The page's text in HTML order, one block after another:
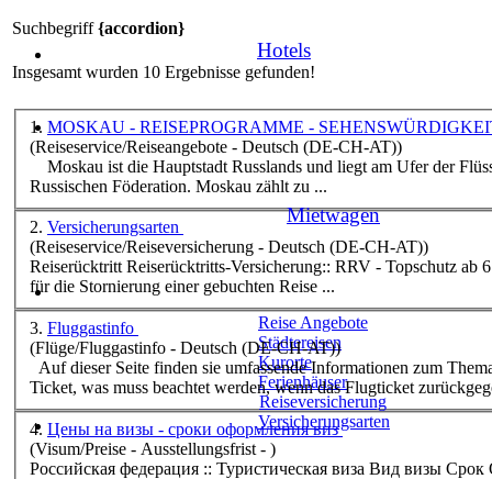
Hotels
Mietwagen
Reise Angebote
Städtereisen
Kurorte
Ferienhäuser
Reiseversicherung
Versicherungsarten
Suchbegriff{accordion}
Insgesamt wurden 10 Ergebnisse gefunden!
1. MOSKAU - REISEPROGRAMME -
(Reiseservice/Reiseangebote - Deutsch (DE-CH-AT))
Russischen Föderation. Moskau zählt zu ...
2. Versicherungsarten
(Reiseservice/Reiseversicherung - Deutsch (DE-CH-AT))
Reiserücktritt Reiserücktritts-Versicherung:: RRV - Topschutz ab 6 Euro Tarifübersicht (pdf) Krankheit — der häufigste Grund
für die Stornierung einer gebuchten Reise ...
3. Fluggastinfo
(Flüge/Fluggastinfo - Deutsch (DE-CH-AT))
Ticket, was muss beachtet werden, wenn das Flugticket
4. Цены на визы - сроки оформления виз
(Visum/Preise - Ausstellungsfrist - )